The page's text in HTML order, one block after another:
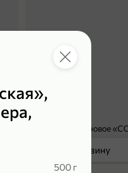
500 г
г 89,99 ₽
119,99 ₽
В корзину